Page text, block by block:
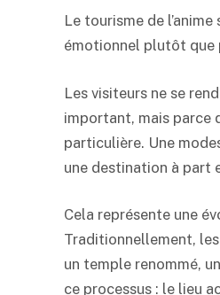
Le tourisme de
émotionnel plutôt que
Les visiteurs ne se
important, mais parce
particulière. Une
une destination à part
Cela représente une
Traditionnellement,
un temple renommé,
ce processus : le lieu